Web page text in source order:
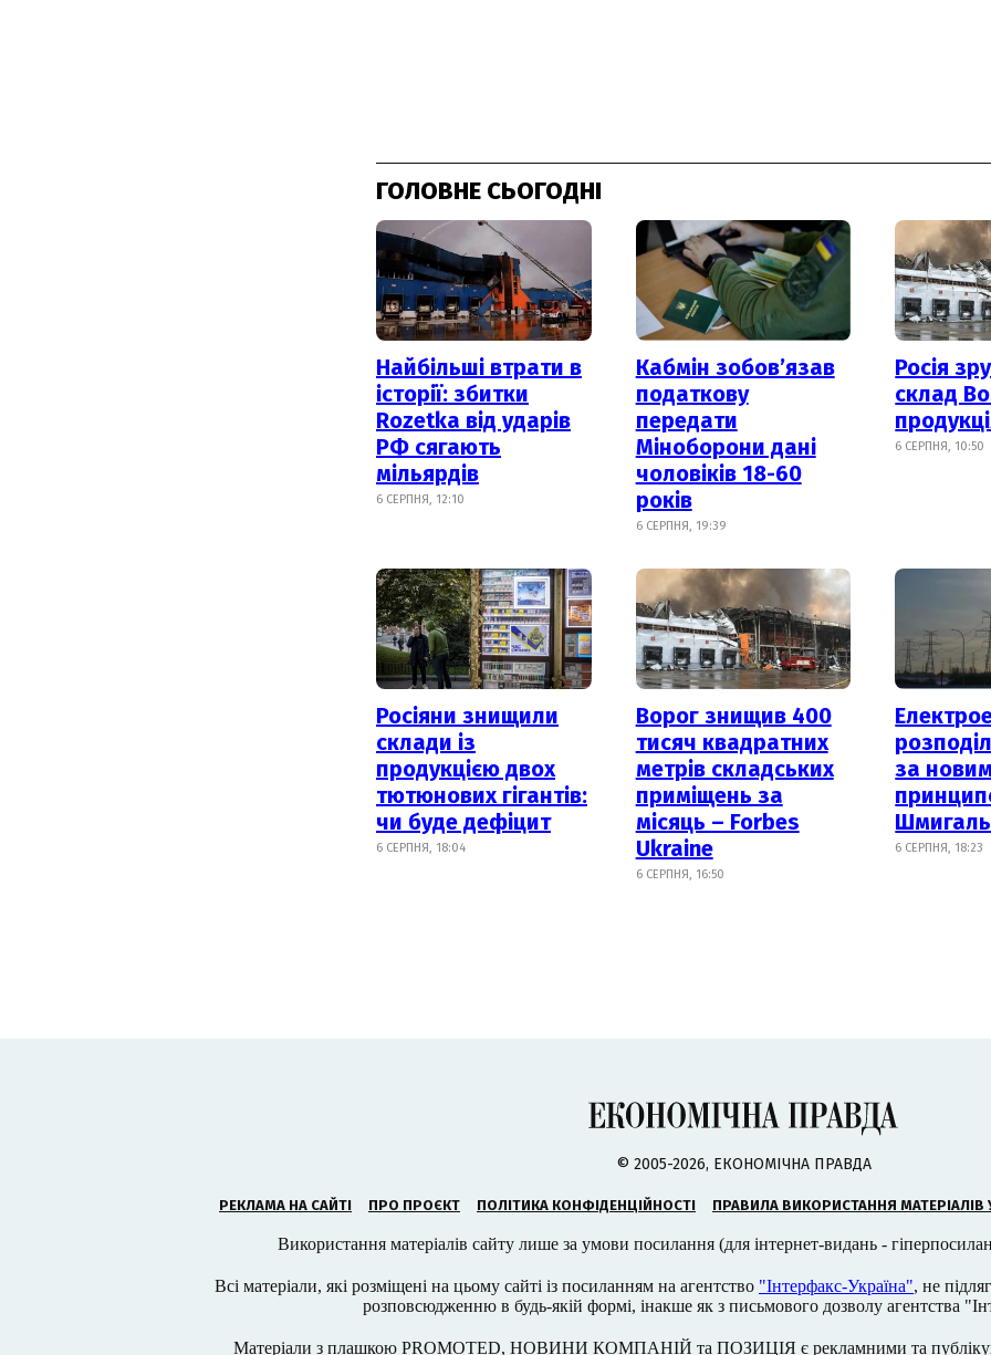
ГОЛОВНЕ СЬОГОДНІ
Найбільші втрати в
історії: збитки
Rozetka від ударів
РФ сягають
мільярдів
6 СЕРПНЯ, 12:10
Кабмін зобовʼязав
податкову
передати
Міноборони дані
чоловіків 18-60
років
6 СЕРПНЯ, 19:39
Росія
склад
6 СЕРПНЯ, 10:50
Росіяни знищили
склади із
продукцією двох
тютюнових гігантів:
чи буде дефіцит
6 СЕРПНЯ, 18:04
Ворог знищив 400
тисяч квадратних
метрів складських
приміщень за
місяць – Forbes
Ukraine
6 СЕРПНЯ, 16:50
за новим
Шмигаль
6 СЕРПНЯ, 18:23
© 2005-2026, ЕКОНОМІЧНА ПРАВДА
РЕКЛАМА НА САЙТІ ПРО ПРОЄКТ ПОЛІТИКА КОНФІДЕНЦІЙНОСТІ ПРАВИЛА ВИКОРИСТАННЯ МАТЕРІАЛІВ
Використання матеріалів сайту лише за умови посилання (для інтернет-видань -
Всі матеріали, які розміщені на цьому сайті із посиланням на агентство "Інтерфакс-Україна", не
розповсюдженню в будь-якій формі, інакше як з письмового дозволу агентства
Матеріали з плашкою PROMOTED, НОВИНИ КОМПАНІЙ та ПОЗИЦІЯ є рекламними та